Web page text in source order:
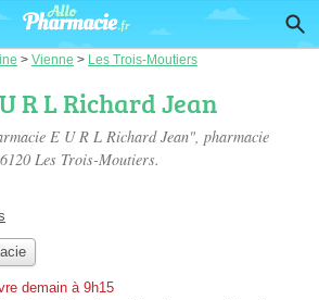
> Vienne > Les Trois-Moutiers
R L Richard Jean
E U R L Richard Jean", pharmacie
Les Trois-Moutiers.
demain à 9h15